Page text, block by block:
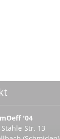
'04
Str. 13